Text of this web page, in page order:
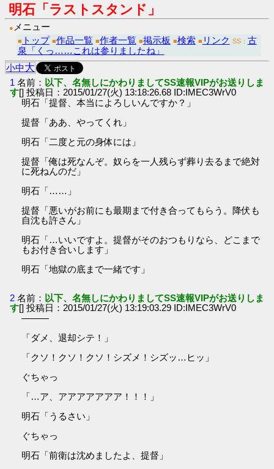
明石「ラストスタンド」
● メニュー
■ トップ ■作品一覧 ■作者一覧 ■掲示板 ■検索 ■ リンク SS： 古
泉「くっ……これは参りましたね」
小中大
1 名前： 以下、名無しにかわりましてSS速報VIPがお送りしま
す[] 投稿日：2015/01/27(火) 13:18:26.68 ID:IMEC3WrV0
明石「提督、本当によろしいんですか？」
提督「ああ、やってくれ」
明石「二度と元の身体には」
提督「俺は死なんぞ。奴らを一人残らず葬り去るまで絶対
に死ねんのだ」
明石「……」
提督「悪いがお前にも最期まで付き合ってもらう。降伏も
自沈も許さん」
明石「…いいですよ。提督がそのおつもりなら、どこまで
もお付き合いします」
明石「地獄の底まで一緒です」
2 名前： 以下、名無しにかわりましてSS速報VIPがお送りしま
す[] 投稿日：2015/01/27(火) 13:19:03.29 ID:IMEC3WrV0
―――
「ダメ、退却シテ！」
「クソ！クソ！クソ！シズメ！シズッ…ヒッ」
ぐちゃっ
「…ア、アアアアアアア！！！」
明石「うるさい」
ぐちゃっ
明石「前衛は沈めましたよ、提督」